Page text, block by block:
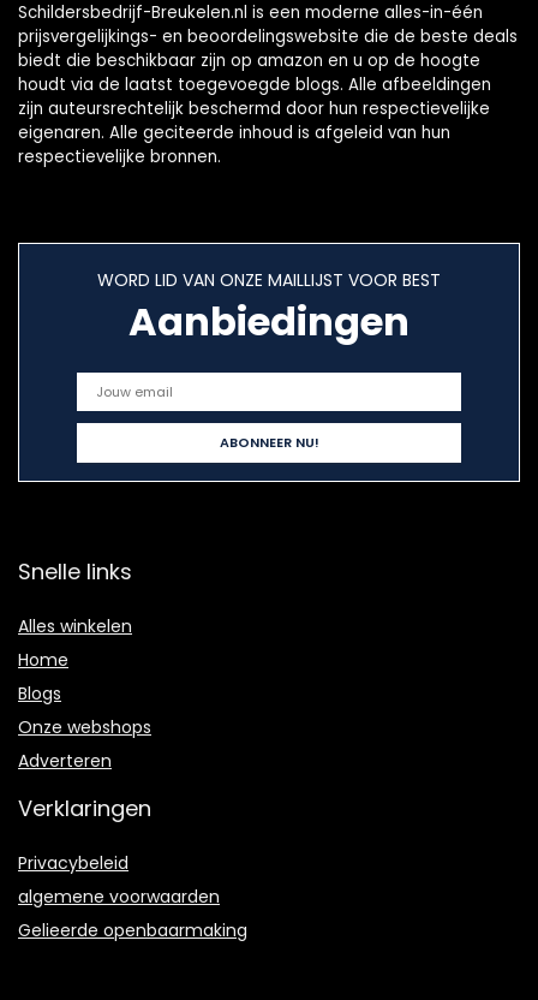
Schildersbedrijf-Breukelen.nl is een moderne alles-in-één
prijsvergelijkings- en beoordelingswebsite die de beste deals
biedt die beschikbaar zijn op amazon en u op de hoogte
houdt via de laatst toegevoegde blogs. Alle afbeeldingen
zijn auteursrechtelijk beschermd door hun respectievelijke
eigenaren. Alle geciteerde inhoud is afgeleid van hun
respectievelijke bronnen.
WORD LID VAN ONZE MAILLIJST VOOR BEST
Aanbiedingen
Snelle links
Alles winkelen
Home
Blogs
Onze webshops
Adverteren
Verklaringen
Privacybeleid
algemene voorwaarden
Gelieerde openbaarmaking